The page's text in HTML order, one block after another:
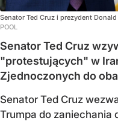
Senator Ted Cruz i prezydent
POOL
Senator Ted Cruz
"protestujących" w
Zjednoczonych do
Senator Ted Cruz
Trumpa do zaniechania